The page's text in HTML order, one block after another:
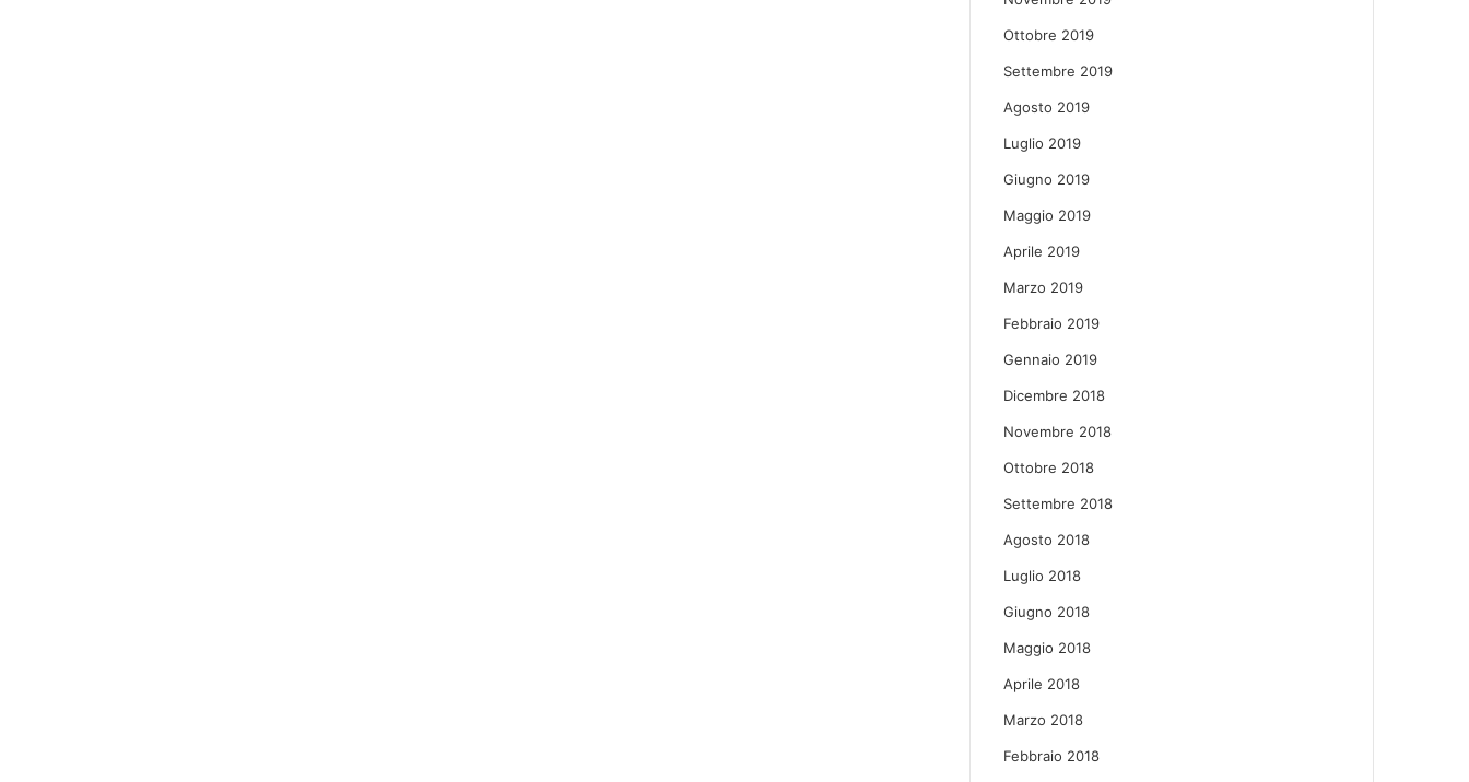
Ottobre 2019
Settembre 2019
Agosto 2019
Luglio 2019
Giugno 2019
Maggio 2019
Aprile 2019
Marzo 2019
Febbraio 2019
Gennaio 2019
Dicembre 2018
Novembre 2018
Ottobre 2018
Settembre 2018
Agosto 2018
Luglio 2018
Giugno 2018
Maggio 2018
Aprile 2018
Marzo 2018
Febbraio 2018